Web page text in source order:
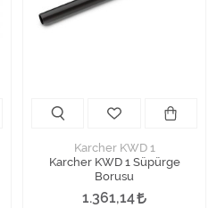
Karcher KWD 1
Karcher KWD 1 Süpürge
Borusu
1.361,14